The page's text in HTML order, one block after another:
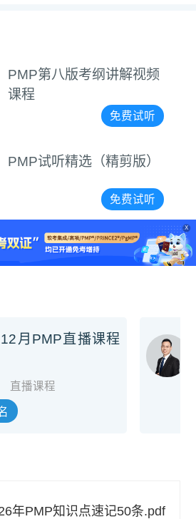
频
听
）
听
文报名指导课
X
月PMP直播课程
直播课程
年PMP知识点速记50条.pdf